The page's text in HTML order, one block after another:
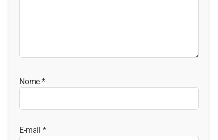
Nome *
E-mail *